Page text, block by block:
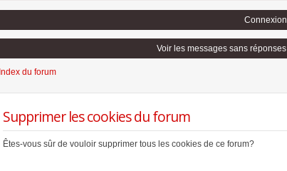
Connexion
Voir les messages sans réponses
Index du forum
Supprimer les cookies du forum
Êtes-vous sûr de vouloir supprimer tous les cookies de ce forum?